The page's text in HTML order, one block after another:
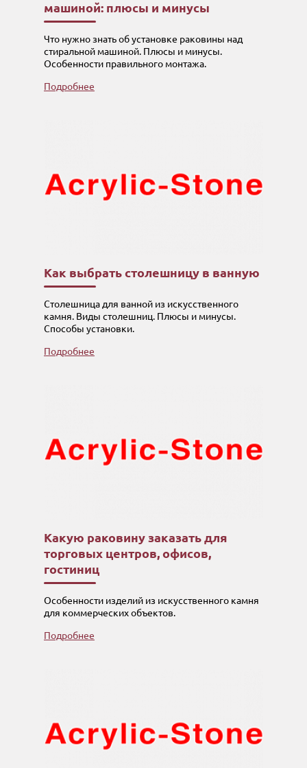
машиной: плюсы и минусы
Что нужно знать об установке раковины над
стиральной машиной. Плюсы и минусы.
Особенности правильного монтажа.
Подробнее
Как выбрать столешницу в ванную
Столешница для ванной из искусственного
камня. Виды столешниц. Плюсы и минусы.
Способы установки.
Подробнее
Какую раковину заказать для
торговых центров, офисов,
гостиниц
Особенности изделий из искусственного камня
для коммерческих объектов.
Подробнее